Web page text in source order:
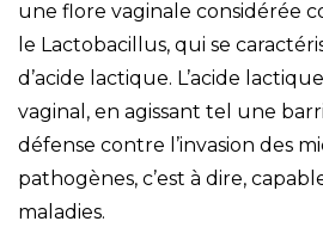
une flore vaginale considérée
le Lactobacillus, qui se
d’acide lactique. L’acide
vaginal, en agissant tel une
défense contre l’invasion des
pathogènes, c’est à dire,
maladies.